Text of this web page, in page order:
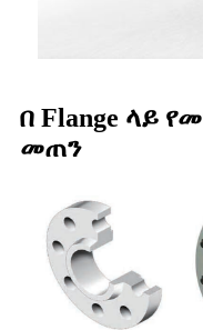
በ Flange ላይ
መጠን